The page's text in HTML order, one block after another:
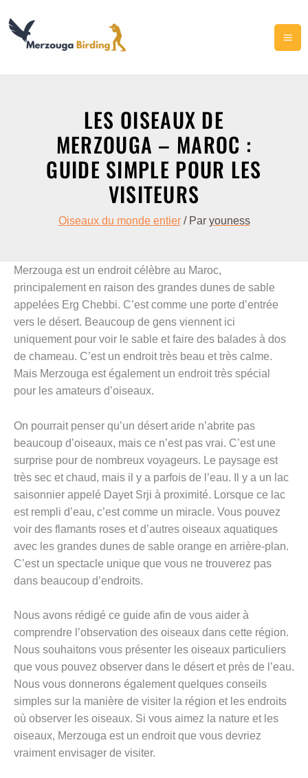
au
contenu
LES OISEAUX DE
MERZOUGA – MAROC :
GUIDE SIMPLE POUR LES
VISITEURS
Oiseaux du monde entier/ Par youness
Merzouga est un endroit célèbre au Maroc,
principalement en raison des grandes dunes de sable
appelées Erg Chebbi. C’est comme une porte d’entrée
vers le désert. Beaucoup de gens viennent ici
uniquement pour voir le sable et faire des balades à dos
de chameau. C’est un endroit très beau et très calme.
Mais Merzouga est également un endroit très spécial
pour les amateurs d’oiseaux.
On pourrait penser qu’un désert aride n’abrite pas
beaucoup d’oiseaux, mais ce n’est pas vrai. C’est une
surprise pour de nombreux voyageurs. Le paysage est
très sec et chaud, mais il y a parfois de l’eau. Il y a un lac
saisonnier appelé Dayet Srji à proximité. Lorsque ce lac
est rempli d’eau, c’est comme un miracle. Vous pouvez
voir des flamants roses et d’autres oiseaux aquatiques
avec les grandes dunes de sable orange en arrière-plan.
C’est un spectacle unique que vous ne trouverez pas
dans beaucoup d’endroits.
Nous avons rédigé ce guide afin de vous aider à
comprendre l’observation des oiseaux dans cette région.
Nous souhaitons vous présenter les oiseaux particuliers
que vous pouvez observer dans le désert et près de l’eau.
Nous vous donnerons également quelques conseils
simples sur la manière de visiter la région et les endroits
où observer les oiseaux. Si vous aimez la nature et les
oiseaux, Merzouga est un endroit que vous devriez
vraiment envisager de visiter.